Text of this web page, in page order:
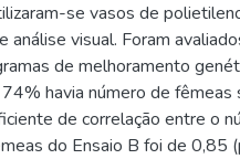
se vasos de
análise visual. Foram
de melhoramento
havia número de
de correlação entre o
do Ensaio B foi de 0,85